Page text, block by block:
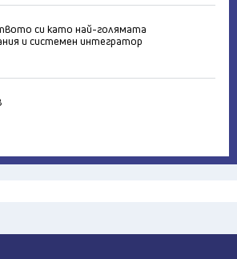
си като най-голямата
и системен интегратор